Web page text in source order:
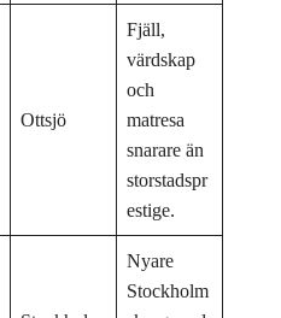
Ottsjö
Fjäll,
värdskap
och
matresa
snarare än
storstadspr
estige.
Nyare
Stockholm